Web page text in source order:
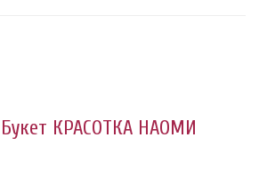
Букет КРАСОТКА НАОМИ